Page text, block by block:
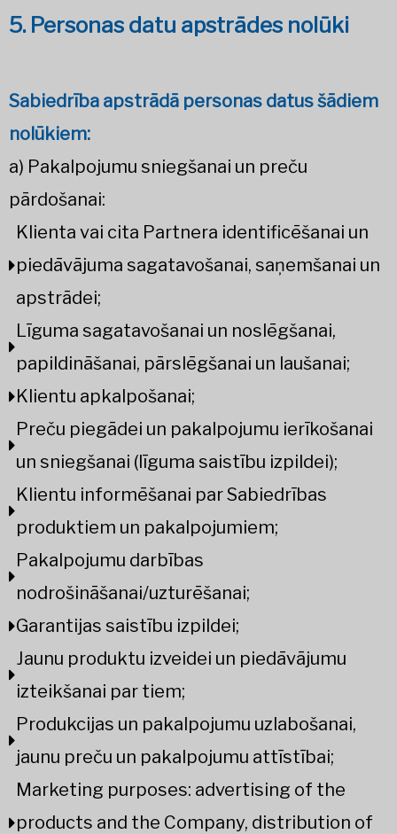
5. Personas datu apstrādes nolūki
Sabiedrība apstrādā personas datus šādiem
nolūkiem:
a) Pakalpojumu sniegšanai un preču
pārdošanai:
Klienta vai cita Partnera identificēšanai un
piedāvājuma sagatavošanai, saņemšanai un
apstrādei;
Līguma sagatavošanai un noslēgšanai,
papildināšanai, pārslēgšanai un laušanai;
Klientu apkalpošanai;
Preču piegādei un pakalpojumu ierīkošanai
un sniegšanai (līguma saistību izpildei);
Klientu informēšanai par Sabiedrības
produktiem un pakalpojumiem;
Pakalpojumu darbības
nodrošināšanai/uzturēšanai;
Garantijas saistību izpildei;
Jaunu produktu izveidei un piedāvājumu
izteikšanai par tiem;
Produkcijas un pakalpojumu uzlabošanai,
jaunu preču un pakalpojumu attīstībai;
Marketing purposes: advertising of the
products and the Company, distribution of